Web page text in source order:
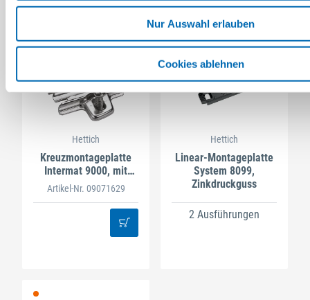
Nur Auswahl erlauben
Cookies ablehnen
Hettich
Kreuzmontageplatte
Intermat 9000, mit
vormontierten
Artikel-Nr. 09071629
Hettich
Linear-Montageplatte
System 8099,
Zinkdruckguss
2 Ausführungen